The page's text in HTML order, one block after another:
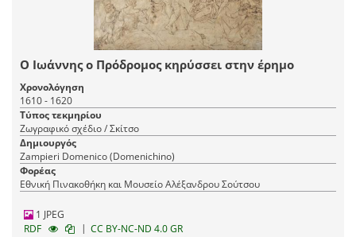
Ο Ιωάννης ο Πρόδρομος κηρύσσει στην έρημο
Χρονολόγηση
1610 - 1620
Τύπος τεκμηρίου
Ζωγραφικό σχέδιο / Σκίτσο
Δημιουργός
Zampieri Domenico (Domenichino)
Φορέας
Εθνική Πινακοθήκη και Μουσείο Αλέξανδρου Σούτσου
1 JPEG
RDF
| CC BY-NC-ND 4.0 GR